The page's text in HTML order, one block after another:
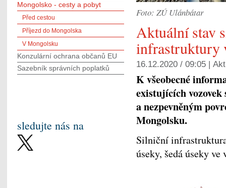
Foto: ZÚ Ulánbátar
Aktuální stav
infrastruktury
16.12.2020 / 09:05 |
K všeobecné
existujících vozovek
a nezpevněným
Mongolsku.
Silniční
úseky, šedá úseky ve
Mongolsko - cesty a pobyt
Před cestou
Příjezd do Mongolska
V Mongolsku
Konzulární ochrana občanů EU
Sazebník správních poplatků
sledujte nás na